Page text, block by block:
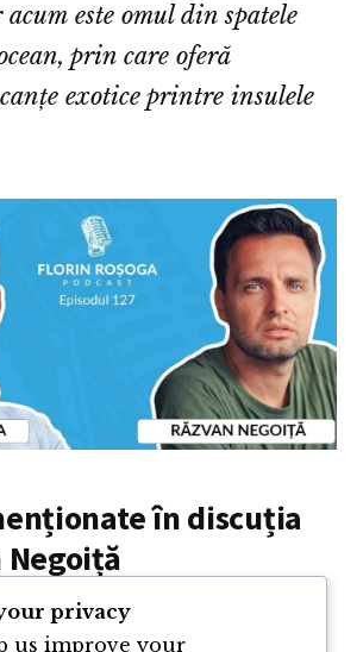
este omul din spatele
prin care oferă
exotice printre insulele
în discuția
Negoiță
pânzele sus, de Radu
privacy
us improve your